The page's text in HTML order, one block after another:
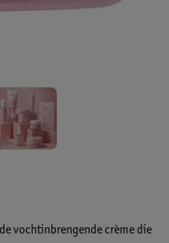
vochtinbrengende crème die